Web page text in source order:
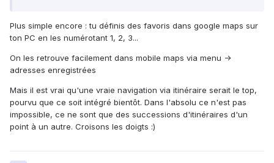
Plus simple encore : tu définis des favoris dans google maps sur
ton PC en les numérotant 1, 2, 3...
On les retrouve facilement dans mobile maps via menu ->
adresses enregistrées
Mais il est vrai qu'une vraie navigation via itinéraire serait le top,
pourvu que ce soit intégré bientôt. Dans l'absolu ce n'est pas
impossible, ce ne sont que des successions d'itinéraires d'un
point à un autre. Croisons les doigts :)